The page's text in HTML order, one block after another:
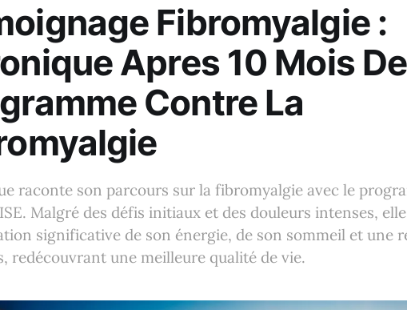
Fibromyalgie :
Apres 10 Mois De
Contre La
raconte son parcours sur la fibromyalgie avec le
Malgré des défis initiaux et des douleurs intenses,
significative de son énergie, de son sommeil et une
redécouvrant une meilleure qualité de vie.